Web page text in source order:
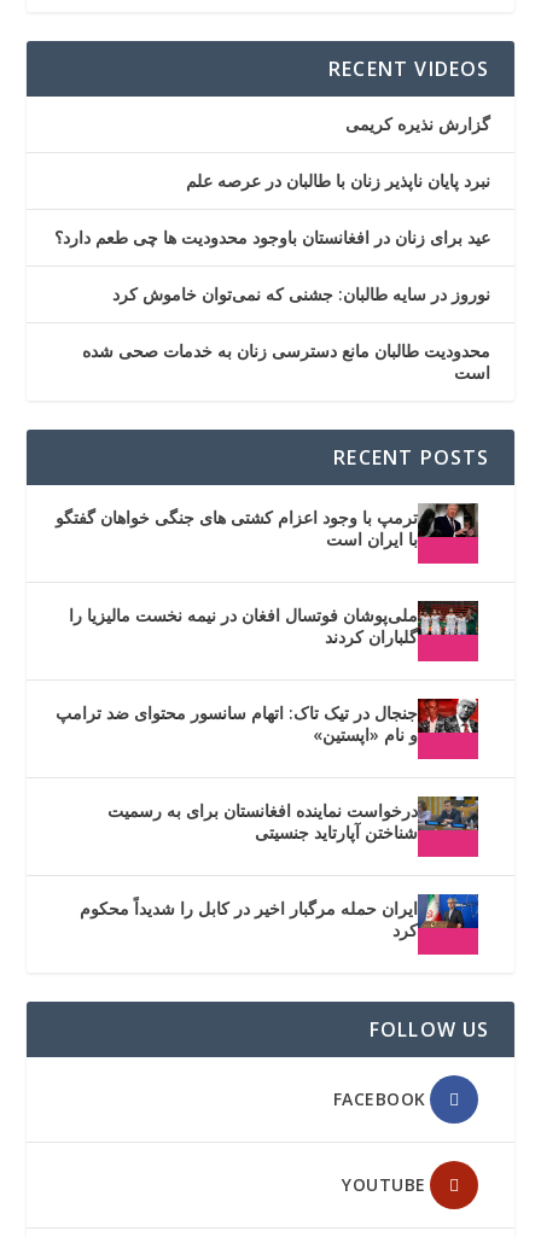
RECENT VIDEOS
گزارش نذیره کریمی
نبرد پایان ناپذیر زنان با طالبان در عرصه علم
عید برای زنان در افغانستان باوجود محدودیت ها چی طعم دارد؟
نوروز در سایه طالبان: جشنی که نمی‌توان خاموش کرد
محدودیت طالبان مانع دسترسی زنان به خدمات صحی شده
است
RECENT POSTS
ترمپ با وجود اعزام کشتی های جنگی خواهان گفتگو
با ایران است
ملی‌پوشان فوتسال افغان در نیمه نخست مالیزیا را
گلباران کردند
جنجال در تیک تاک: اتهام سانسور محتوای ضد ترامپ
و نام «اپستین»
درخواست نماینده افغانستان برای به رسمیت
شناختن آپارتاید جنسیتی
ایران حمله مرگبار اخیر در کابل را شدیداً محکوم
کرد
FOLLOW US
FACEBOOK
YOUTUBE